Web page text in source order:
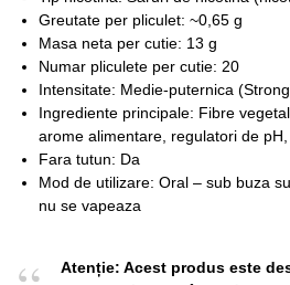
Greutate per pliculet: ~0,65 g
Masa neta per cutie: 13 g
Numar pliculete per cutie: 20
Intensitate: Medie-puternica
Ingrediente principale: Fibre
arome alimentare, regulatori de
Fara tutun: Da
Mod de utilizare: Oral – sub buza
nu se vapeaza
Atenție: Acest produs este